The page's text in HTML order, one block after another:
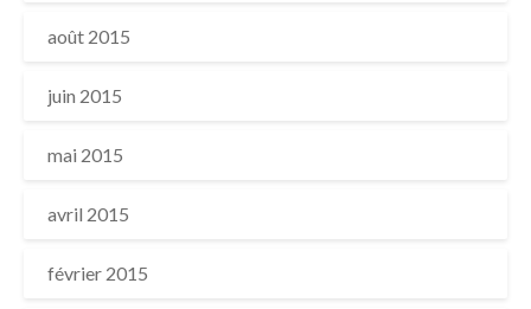
août 2015
juin 2015
mai 2015
avril 2015
février 2015